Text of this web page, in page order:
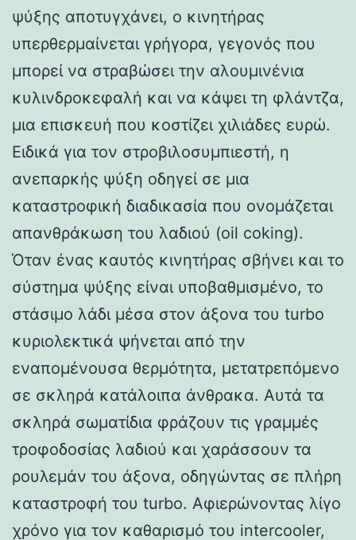
ψύξης αποτυγχάνει, ο κινητήρας
υπερθερμαίνεται γρήγορα, γεγονός που
μπορεί να στραβώσει την αλουμινένια
κυλινδροκεφαλή και να κάψει τη φλάντζα,
μια επισκευή που κοστίζει χιλιάδες ευρώ.
Ειδικά για τον στροβιλοσυμπιεστή, η
ανεπαρκής ψύξη οδηγεί σε μια
καταστροφική διαδικασία που ονομάζεται
απανθράκωση του λαδιού (oil coking).
Όταν ένας καυτός κινητήρας σβήνει και το
σύστημα ψύξης είναι υποβαθμισμένο, το
στάσιμο λάδι μέσα στον άξονα του turbo
κυριολεκτικά ψήνεται από την
εναπομένουσα θερμότητα, μετατρεπόμενο
σε σκληρά κατάλοιπα άνθρακα. Αυτά τα
σκληρά σωματίδια φράζουν τις γραμμές
τροφοδοσίας λαδιού και χαράσσουν τα
ρουλεμάν του άξονα, οδηγώντας σε πλήρη
καταστροφή του turbo. Αφιερώνοντας λίγο
χρόνο για τον καθαρισμό του intercooler,